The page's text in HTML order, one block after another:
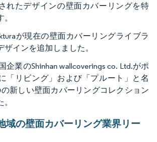
れたデザインの壁面カバーリングを特
が現在の壁面カバーリングライブラ
ザインを追加しました。
企業のShinhan wallcoverings co. Ltd.がポ
「リビング」および「プルート」と名
新しい壁面カバーリングコレクション
域の壁面カバーリング業界リー